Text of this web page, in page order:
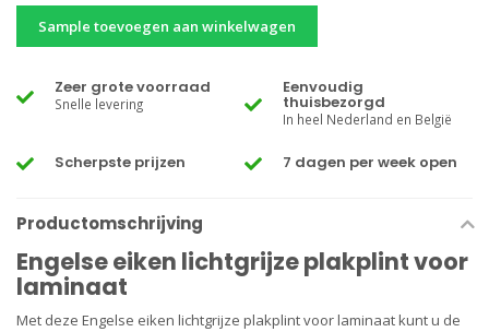
Sample toevoegen aan winkelwagen
Zeer grote voorraad
Snelle levering
Eenvoudig
thuisbezorgd
In heel Nederland en België
Scherpste prijzen 7 dagen per week open
Productomschrijving
Engelse eiken lichtgrijze plakplint voor
laminaat
Met deze Engelse eiken lichtgrijze plakplint voor laminaat kunt u de